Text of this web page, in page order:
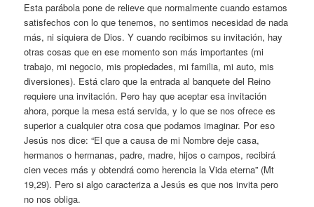
Esta parábola pone de relieve que normalmente cuando estamos
satisfechos con lo que tenemos, no sentimos necesidad de nada
más, ni siquiera de Dios. Y cuando recibimos su invitación, hay
otras cosas que en ese momento son más importantes (mi
trabajo, mi negocio, mis propiedades, mi familia, mi auto, mis
diversiones). Está claro que la entrada al banquete del Reino
requiere una invitación. Pero hay que aceptar esa invitación
ahora, porque la mesa está servida, y lo que se nos ofrece es
superior a cualquier otra cosa que podamos imaginar. Por eso
Jesús nos dice: “El que a causa de mi Nombre deje casa,
hermanos o hermanas, padre, madre, hijos o campos, recibirá
cien veces más y obtendrá como herencia la Vida eterna” (Mt
19,29). Pero si algo caracteriza a Jesús es que nos invita pero
no nos obliga.